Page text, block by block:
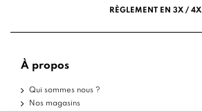
RÈGLEMENT EN 3X / 4X
À propos
Qui sommes nous ?
Nos magasins